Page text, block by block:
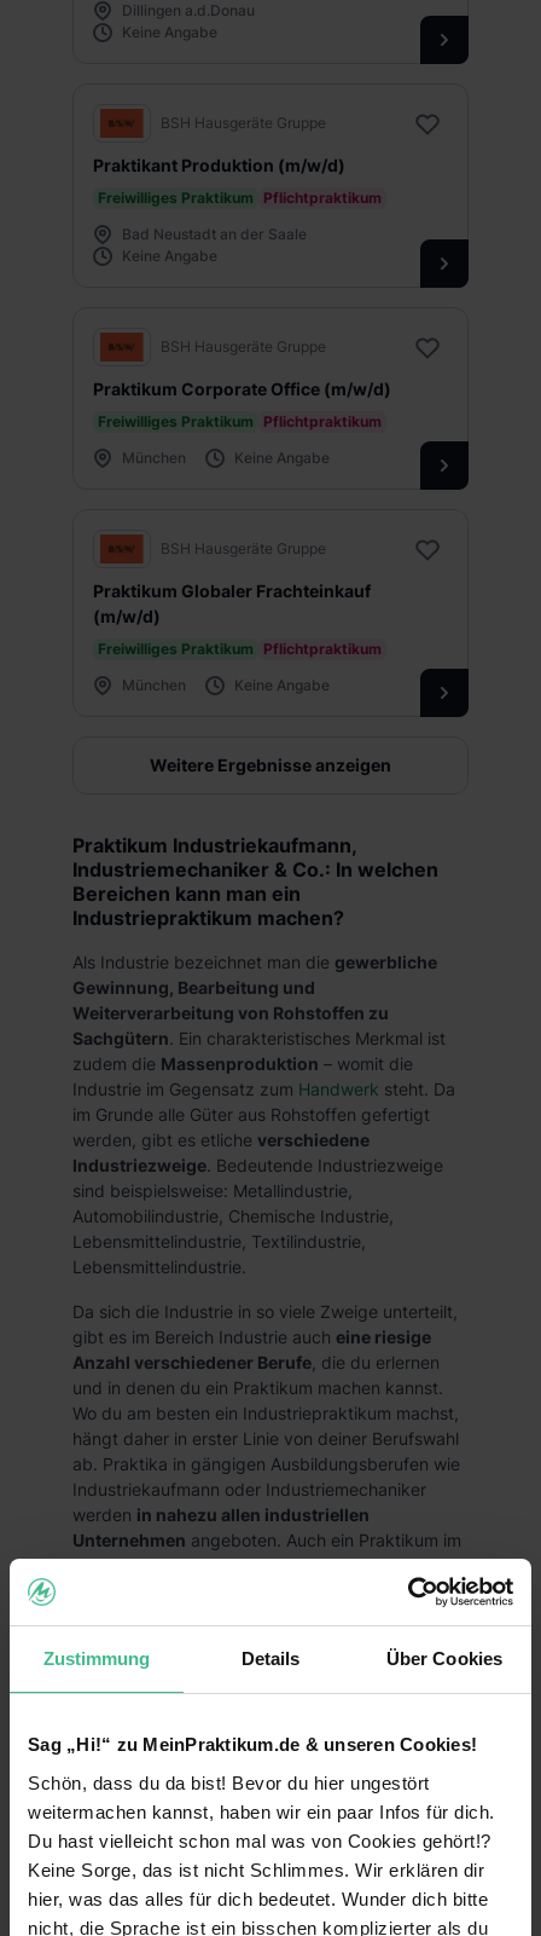
Zustimmung Details Über Cookies
Sag „Hi!“ zu MeinPraktikum.de & unseren Cookies!
Schön, dass du da bist! Bevor du hier ungestört
weitermachen kannst, haben wir ein paar Infos für dich.
Du hast vielleicht schon mal was von Cookies gehört!?
Keine Sorge, das ist nicht Schlimmes. Wir erklären dir
hier, was das alles für dich bedeutet. Wunder dich bitte
nicht, die Sprache ist ein bisschen komplizierter als du
Dillingen a.d.Donau
Keine Angabe
BSH Hausgeräte Gruppe
Praktikant Produktion (m/w/d)
Freiwilliges Praktikum
Pflichtpraktikum
Bad Neustadt an der Saale
Keine Angabe
BSH Hausgeräte Gruppe
Praktikum Corporate Office (m/w/d)
Freiwilliges Praktikum
Pflichtpraktikum
München
Keine Angabe
BSH Hausgeräte Gruppe
Praktikum Globaler Frachteinkauf
(m/w/d)
Freiwilliges Praktikum
Pflichtpraktikum
München
Keine Angabe
Weitere Ergebnisse anzeigen
Praktikum Industriekaufmann,
Industriemechaniker & Co.: In welchen
Bereichen kann man ein
Industriepraktikum machen?
Als Industrie bezeichnet man die gewerbliche
Gewinnung, Bearbeitung und
Weiterverarbeitung von Rohstoffen zu
Sachgütern. Ein charakteristisches Merkmal ist
zudem die Massenproduktion – womit die
Industrie im Gegensatz zum Handwerk steht. Da
im Grunde alle Güter aus Rohstoffen gefertigt
werden, gibt es etliche verschiedene
Industriezweige. Bedeutende Industriezweige
sind beispielsweise: Metallindustrie,
Automobilindustrie, Chemische Industrie,
Lebensmittelindustrie, Textilindustrie,
Lebensmittelindustrie.
Da sich die Industrie in so viele Zweige unterteilt,
gibt es im Bereich Industrie auch eine riesige
Anzahl verschiedener Berufe , die du erlernen
und in denen du ein Praktikum machen kannst.
Wo du am besten ein Industriepraktikum machst,
hängt daher in erster Linie von deiner Berufswahl
ab. Praktika in gängigen Ausbildungsberufen wie
Industriekaufmann oder Industriemechaniker
werden in nahezu allen industriellen
Unternehmen angeboten. Auch ein Praktikum im
Industriedesigngibt es bei den meisten
du dich auch im jeweiligen Industriezweig nach
einem Industriepraktikum umschauen.
Beliebte Berufe in der Industrie
Produktentwickler/in
Qualitätsmanager/in
Maschinenbauingenieur/in
Wirtschaftsingenieur/in